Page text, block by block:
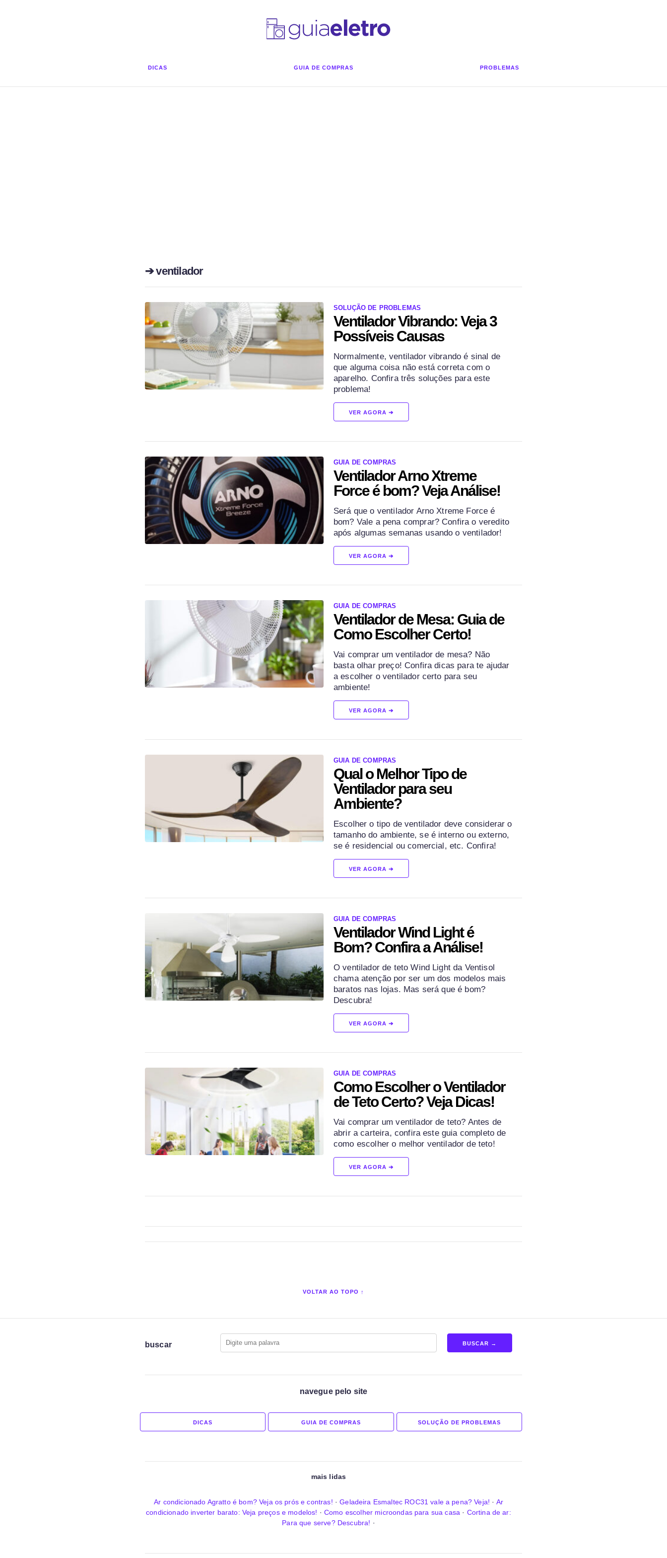
DICAS GUIA DE COMPRAS PROBLEMAS
➔ ventilador
SOLUÇÃO DE PROBLEMAS
Ventilador Vibrando: Veja 3
Possíveis Causas
Normalmente, ventilador vibrando é sinal de
que alguma coisa não está correta com o
aparelho. Confira três soluções para este
problema!
VER AGORA ➔
GUIA DE COMPRAS
Ventilador Arno Xtreme
Force é bom? Veja Análise!
Será que o ventilador Arno Xtreme Force é
bom? Vale a pena comprar? Confira o veredito
após algumas semanas usando o ventilador!
VER AGORA ➔
GUIA DE COMPRAS
Ventilador de Mesa: Guia de
Como Escolher Certo!
Vai comprar um ventilador de mesa? Não
basta olhar preço! Confira dicas para te ajudar
a escolher o ventilador certo para seu
ambiente!
VER AGORA ➔
GUIA DE COMPRAS
Qual o Melhor Tipo de
Ventilador para seu
Ambiente?
Escolher o tipo de ventilador deve considerar o
tamanho do ambiente, se é interno ou externo,
se é residencial ou comercial, etc. Confira!
VER AGORA ➔
GUIA DE COMPRAS
Ventilador Wind Light é
Bom? Confira a Análise!
O ventilador de teto Wind Light da Ventisol
chama atenção por ser um dos modelos mais
baratos nas lojas. Mas será que é bom?
Descubra!
VER AGORA ➔
GUIA DE COMPRAS
Como Escolher o Ventilador
de Teto Certo? Veja Dicas!
Vai comprar um ventilador de teto? Antes de
abrir a carteira, confira este guia completo de
como escolher o melhor ventilador de teto!
VER AGORA ➔
VOLTAR AO TOPO ↑
buscar BUSCAR →
navegue pelo site
DICAS GUIA DE COMPRAS SOLUÇÃO DE PROBLEMAS
mais lidas
Ar condicionado Agratto é bom? Veja os prós e contras! ·Geladeira Esmaltec ROC31 vale a pena? Veja! · Ar
condicionado inverter barato: Veja preços e modelos! · Como escolher microondas para sua casa · Cortina de ar:
Para que serve? Descubra! ·